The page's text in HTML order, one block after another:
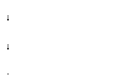
↓
↓